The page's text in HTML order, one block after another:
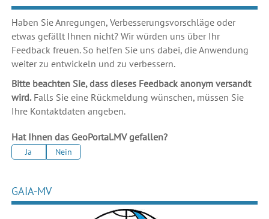
Haben Sie Anregungen, Verbesserungsvorschläge oder
etwas gefällt Ihnen nicht? Wir würden uns über Ihr
Feedback freuen. So helfen Sie uns dabei, die Anwendung
weiter zu entwickeln und zu verbessern.
Bitte beachten Sie, dass dieses Feedback anonym versandt
wird.Falls Sie eine Rückmeldung wünschen, müssen Sie
Ihre Kontaktdaten angeben.
Hat Ihnen das GeoPortal.MV gefallen?
Ja Nein
GAIA-MV